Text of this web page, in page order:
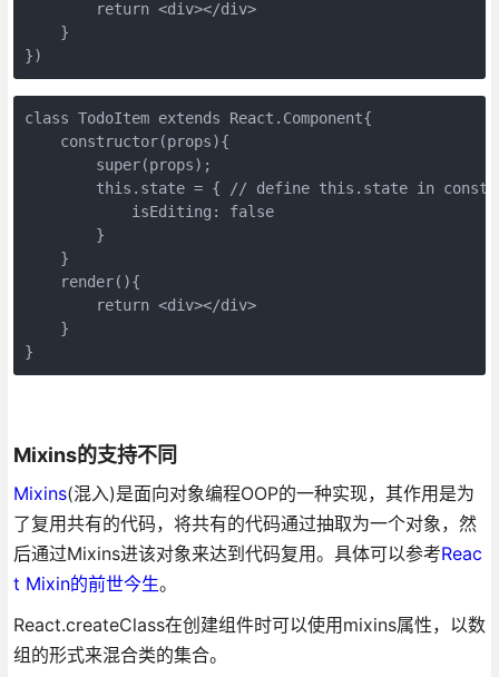
        return <div></div>
    }
})
class TodoItem extends React.Component{
    constructor(props){
        super(props);
this.state = { // define this.state in
            isEditing: false
        }
    }
    render(){
        return <div></div>
    }
}
Mixins的支持不同
Mixins(混入)是面向对象编程OOP的一种实现，其作用是为
了复用共有的代码，将共有的代码通过抽取为一个对象，然
后通过Mixins进该对象来达到代码复用。具体可以参考Reac
t Mixin的前世今生。
React.createClass在创建组件时可以使用mixins属性，以数
组的形式来混合类的集合。